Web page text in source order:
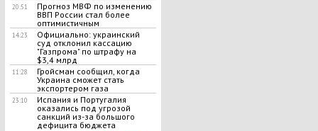
20:51
Прогноз МВФ по изменению
ВВП России стал более
оптимистичным
14:23
Официально: украинский
суд отклонил кассацию
"Газпрома" по штрафу на
$3,4 млрд
11:28
Гройсман сообщил, когда
Украина сможет стать
экспортером газа
23:10
Испания и Португалия
оказались под угрозой
санкций из-за большого
дефицита бюджета